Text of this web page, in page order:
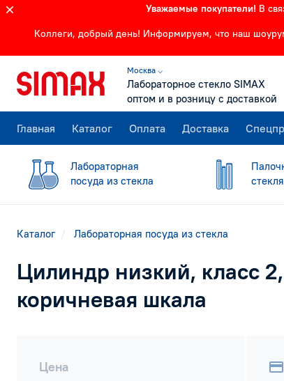
Уважаемые покупатели! В
Коллеги, добрый день! Информируем, что наш
Москва ⌵
Лабораторное стекло SIMAX
оптом и в розницу с доставкой
Главная Каталог Оплата Доставка
Лабораторная
посуда из стекла
Каталог Лабораторная посуда из стекла
Цилиндр низкий, класс
коричневая шкала
Цена